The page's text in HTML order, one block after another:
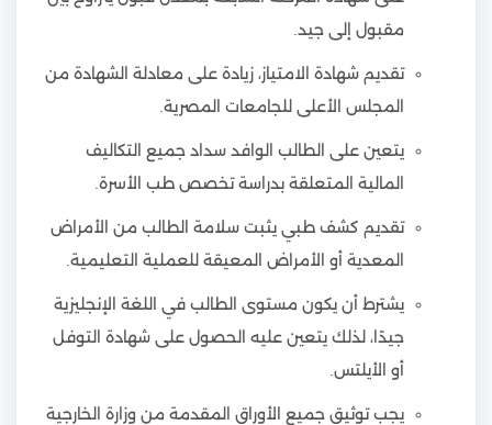
مقبول إلى جيد.
تقديم شهادة الامتياز، زيادة على معادلة الشهادة من
المجلس الأعلى للجامعات المصرية.
يتعين على الطالب الوافد سداد جميع التكاليف
المالية المتعلقة بدراسة تخصص طب الأسرة.
تقديم كشف طبي يثبت سلامة الطالب من الأمراض
المعدية أو الأمراض المعيقة للعملية التعليمية.
يشترط أن يكون مستوى الطالب في اللغة الإنجليزية
جيدًا، لذلك يتعين عليه الحصول على شهادة التوفل
أو الأيلتس.
يجب توثيق جميع الأوراق المقدمة من وزارة الخارجية